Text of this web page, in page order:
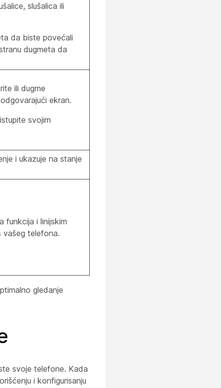
slušalica ili
da biste povećali
dugmeta da
ili dugme
ekran.
svojim
i ukazuje na stanje
funkcija i linijskim
vašeg telefona.
gledanje
svoje telefone. Kada
i konfigurisanju